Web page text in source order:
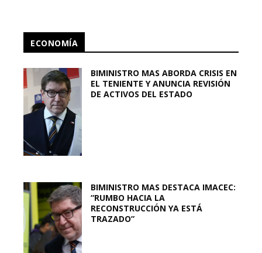
ECONOMÍA
BIMINISTRO MAS ABORDA CRISIS EN
EL TENIENTE Y ANUNCIA REVISIÓN
DE ACTIVOS DEL ESTADO
BIMINISTRO MAS DESTACA IMACEC:
“RUMBO HACIA LA
RECONSTRUCCIÓN YA ESTÁ
TRAZADO”